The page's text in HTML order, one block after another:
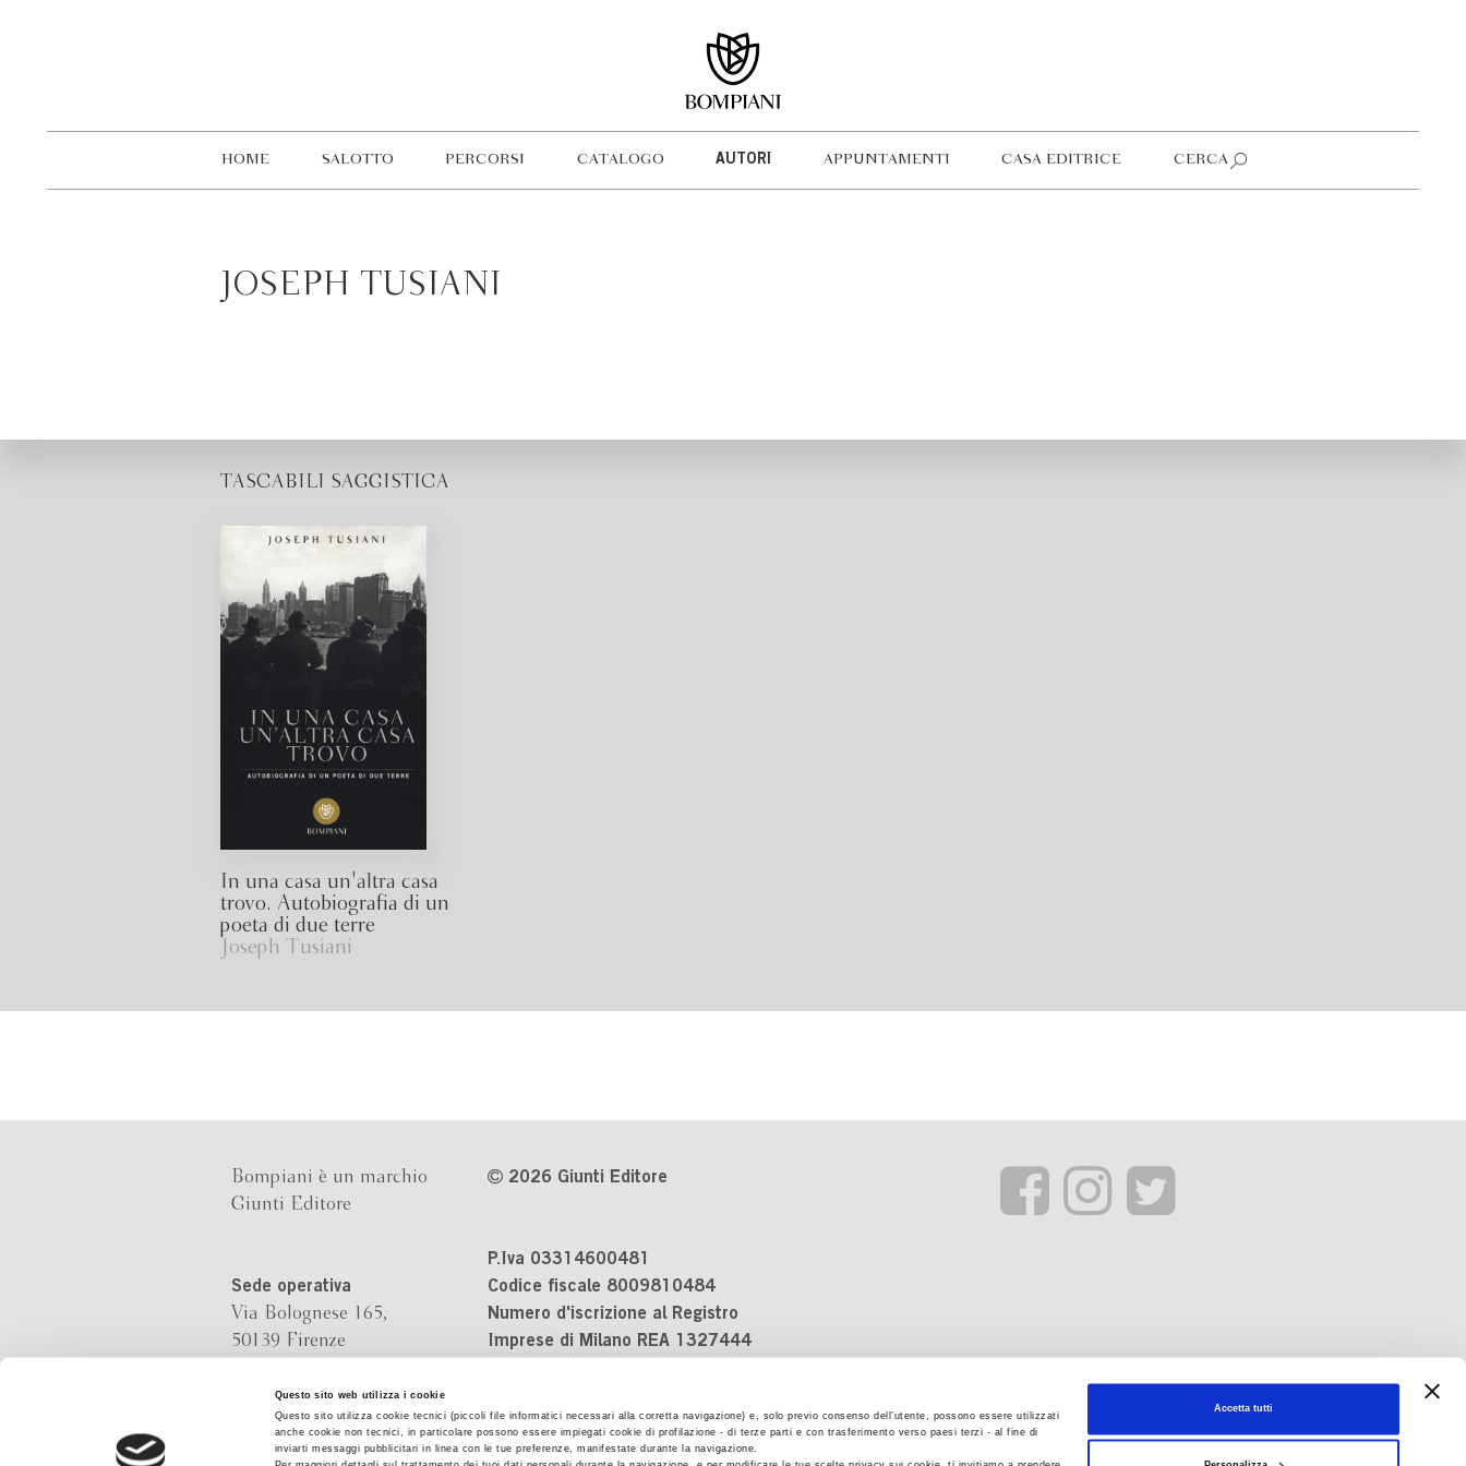
Questo sito web utilizza i cookie
Questo sito utilizza cookie tecnici (piccoli file informatici necessari alla corretta navigazione) e, solo previo consenso dell’utente, possono essere utilizzati
anche cookie non tecnici, in particolare possono essere impiegati cookie di profilazione - di terze parti e con trasferimento verso paesi terzi - al fine di
inviarti messaggi pubblicitari in linea con le tue preferenze, manifestate durante la navigazione.
Accetta tutti
HOME SALOTTO PERCORSI CATALOGO AUTORI APPUNTAMENTI CASA EDITRICE CERCA
JOSEPH TUSIANI
TASCABILI SAGGISTICA
In una casa un'altra casa
trovo. Autobiografia di un
poeta di due terre
Joseph Tusiani
Bompiani è un marchio
Giunti Editore
Sede operativa
Via Bolognese 165,
50139 Firenze
Sede legale
Via G.B.Pirelli 30,
20124 Milano
2026 Giunti Editore
P.Iva 03314600481
Codice fiscale 8009810484
Numero d'iscrizione al Registro
Imprese di Milano REA 1327444
Cookie Policy
Contatti